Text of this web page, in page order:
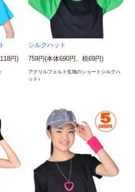
円)
シルクハット
759円(本体690円、税69円)
アクリルフェルト生地のショートシルクハ
ット♪